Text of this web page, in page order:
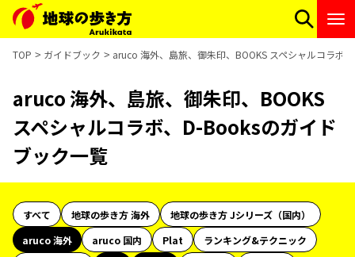
TOP ガイドブック aruco 海外、島旅、御朱印、BOOKS スペシャルコラボ
aruco 海外、島旅、御朱印、BOOKS
スペシャルコラボ、D-Booksのガイド
ブック一覧
すべて 地球の歩き方 海外
地球の歩き方 Jシリーズ（国内）
aruco 海外
aruco 国内 Plat
ランキング&テクニック